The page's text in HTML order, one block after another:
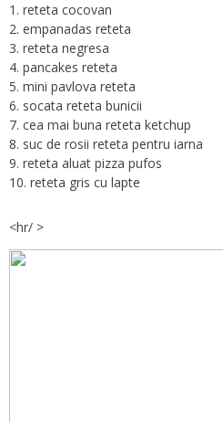
1. reteta cocovan
2. empanadas reteta
3. reteta negresa
4. pancakes reteta
5. mini pavlova reteta
6. socata reteta bunicii
7. cea mai buna reteta ketchup
8. suc de rosii reteta pentru iarna
9. reteta aluat pizza pufos
10. reteta gris cu lapte
<hr/ >